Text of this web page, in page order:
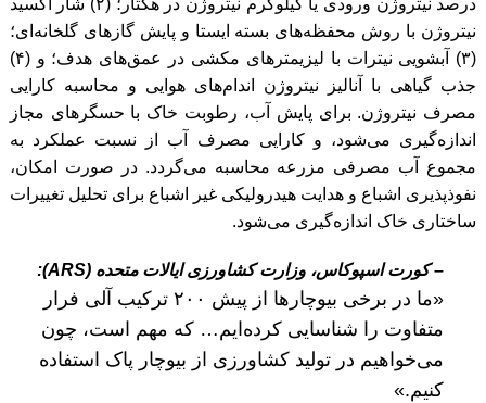
درصد نیتروژن ورودی یا کیلوگرم نیتروژن در هکتار؛ (۲) شار اکسید
نیتروژن با روش محفظه‌های بسته ایستا و پایش گازهای گلخانه‌ای؛
(۳) آبشویی نیترات با لیزیمترهای مکشی در عمق‌های هدف؛ و (۴)
جذب گیاهی با آنالیز نیتروژن اندام‌های هوایی و محاسبه کارایی
مصرف نیتروژن. برای پایش آب، رطوبت خاک با حسگرهای مجاز
اندازه‌گیری می‌شود، و کارایی مصرف آب از نسبت عملکرد به
مجموع آب مصرفی مزرعه محاسبه می‌گردد. در صورت امکان،
نفوذپذیری اشباع و هدایت هیدرولیکی غیر اشباع برای تحلیل تغییرات
ساختاری خاک اندازه‌گیری می‌شود.
– کورت اسپوکاس، وزارت کشاورزی ایالات متحده (ARS):
«ما در برخی بیوچارها از پیش ۲۰۰ ترکیب آلی فرار
متفاوت را شناسایی کرده‌ایم… که مهم است، چون
می‌خواهیم در تولید کشاورزی از بیوچار پاک استفاده
کنیم.»